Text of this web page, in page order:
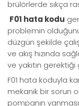
brülörlerde sıkça
F01 hata kodu
problemin
düzgün şekilde
ve akış hızında
ve yakıtın gerektiği
F01 hata koduyla
mekanik bir sorun
pompanın